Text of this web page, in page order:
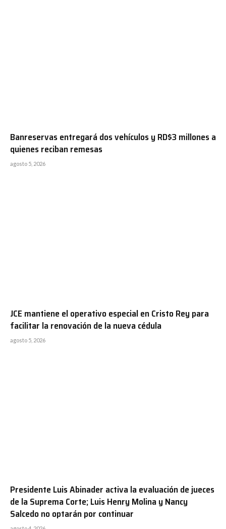
Banreservas entregará dos vehículos y RD$3 millones a
quienes reciban remesas
agosto 5, 2026
JCE mantiene el operativo especial en Cristo Rey para
facilitar la renovación de la nueva cédula
agosto 5, 2026
Presidente Luis Abinader activa la evaluación de jueces
de la Suprema Corte; Luis Henry Molina y Nancy
Salcedo no optarán por continuar